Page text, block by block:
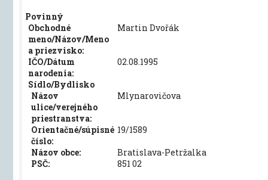
Povinný
Obchodné
meno/Názov/Meno
a priezvisko:
Martin Dvořák
IČO/Dátum
narodenia:
02.08.1995
Sídlo/Bydlisko
Názov
ulice/verejného
priestranstva:
Mlynarovičova
Orientačné/súpisné
číslo:
19/1589
Názov obce:
Bratislava-Petržalka
PSČ:
851 02